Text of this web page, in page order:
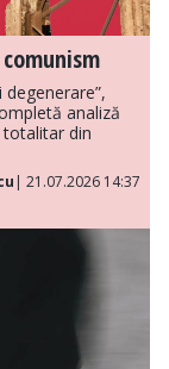
analiză
din
| 21.07.2026 14:37